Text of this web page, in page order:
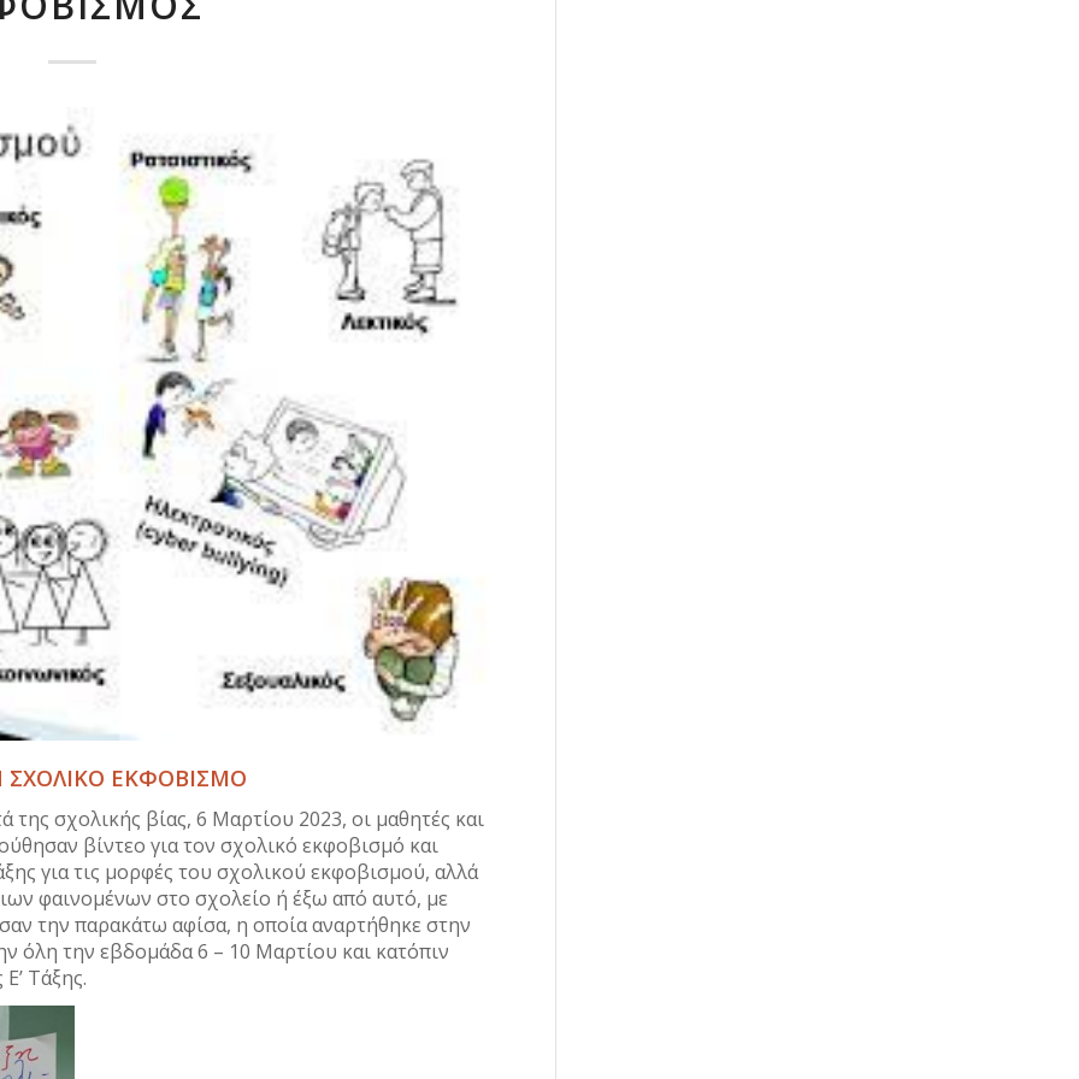
ΣΧΟΛΙΚΟ ΕΚΦΟΒΙΣΜΟ
σχολικής βίας, 6 Μαρτίου 2023, οι μαθητές και
βίντεο για τον σχολικό εκφοβισμό και
για τις μορφές του σχολικού εκφοβισμού, αλλά
φαινομένων στο σχολείο ή έξω από αυτό, με
την παρακάτω αφίσα, η οποία αναρτήθηκε στην
όλη την εβδομάδα 6 – 10 Μαρτίου και κατόπιν
Τάξης.